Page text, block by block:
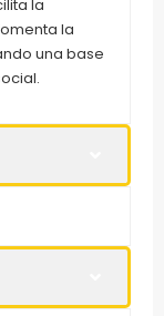
la
la
una base